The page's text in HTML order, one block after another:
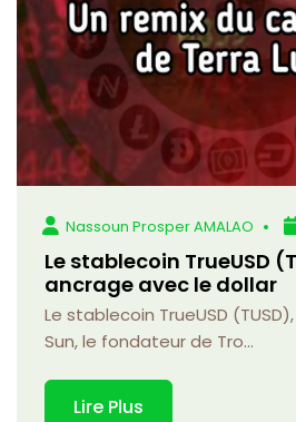
Nassoun Prosper AMALAO
Le stablecoin TrueUSD
ancrage avec le dollar
Le stablecoin TrueUSD
Sun, le fondateur de Tro...
Lire Plus